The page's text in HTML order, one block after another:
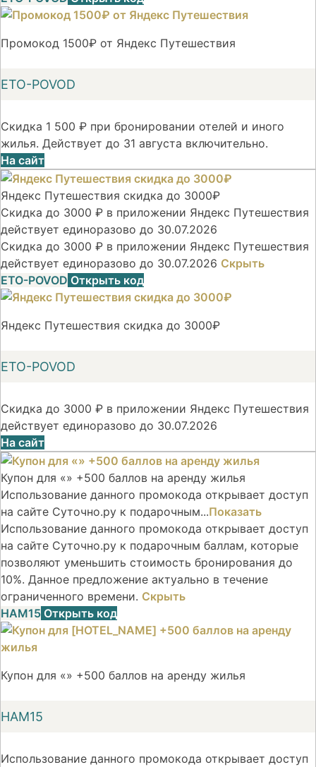
Промокод 1500₽ от Яндекс Путешествия
ETO-POVOD
Скидка 1 500 ₽ при бронировании отелей и иного
жилья. Действует до 31 августа включительно.
На сайт
Яндекс Путешествия скидка до 3000₽
Скидка до 3000 ₽ в приложении Яндекс Путешествия
действует единоразово до 30.07.2026
Скидка до 3000 ₽ в приложении Яндекс Путешествия
действует единоразово до 30.07.2026 Скрыть
ETO-POVOD Открыть код
Яндекс Путешествия скидка до 3000₽
ETO-POVOD
Скидка до 3000 ₽ в приложении Яндекс Путешествия
действует единоразово до 30.07.2026
На сайт
Купон для «» +500 баллов на аренду жилья
Использование данного промокода открывает доступ
на сайте Суточно.ру к подарочным...Показать
Использование данного промокода открывает доступ
на сайте Суточно.ру к подарочным баллам, которые
позволяют уменьшить стоимость бронирования до
10%. Данное предложение актуально в течение
ограниченного времени. Скрыть
НАМ15 Открыть код
Купон для «» +500 баллов на аренду жилья
НАМ15
Использование данного промокода открывает доступ